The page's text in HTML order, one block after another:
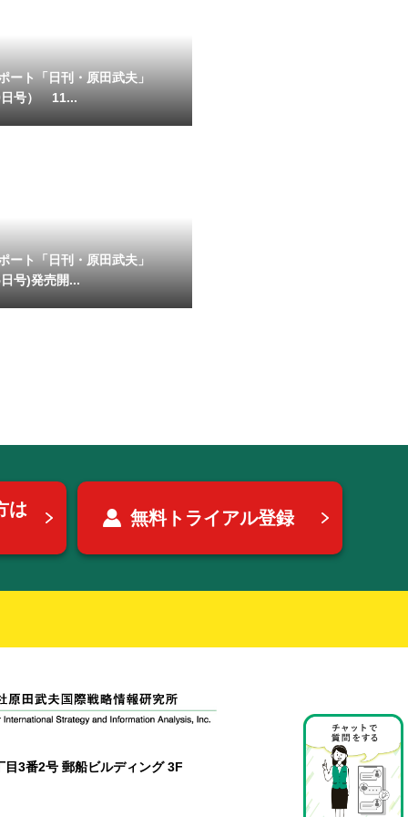
ート「日刊・原田武夫」
日号） 11...
ート「日刊・原田武夫」
日号)発売開...
は
無料トライアル登録
3番2号 郵船ビルディング 3F